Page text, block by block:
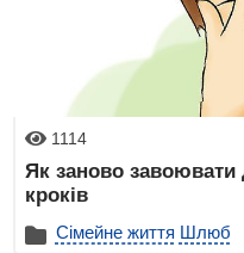
1114
Як заново завоювати
кроків
Сімейне життя Шлюб